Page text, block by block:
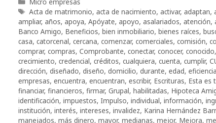
Etiquetas
Acta de matrimonio, acta de nacimiento, activar, adaptan,
ampliar, años, apoya, Apóyate, apoyo, asalariados, atención,
Banco Amigo, Beneficios, bien inmobiliario, bienes raíces,
casa, catorcenal, cercana, comenzar, comerciales, comisión,
comprar, compras, Comprobante, conectar, conocer, conocido,
crecimiento, credencial, créditos, cualquiera, cuenta, cumplir,
dirección, diseñado, diseño, domicilio, durante, edad, eficiencia
empresas, encuentra, encuentran, escribir, Escrituras, Esta es
financiar, financieros, firmar, Grupal, habilitadas, Hipoteca
identificación, impuestos, Impulso, individual, información,
institución, interés, intereses, invalidez, Karina Hernández
manejados, más dinero, mayor, medianas, mejor, Mejora,